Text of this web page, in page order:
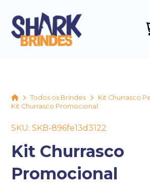
HomeTodos os Brindes
Kit Churrasco
Kit Churrasco Promocional
SKU: SKB-896fe13d3122
Kit Churrasco
Promocional